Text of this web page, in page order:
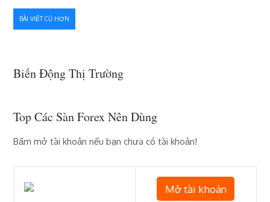
Điều
bài
BÀI VIẾT CŨ HƠN
Biến Động Thị Trường
Top Các Sàn Forex Nên Dùng
Bấm mở tài khoản nếu bạn chưa có tài khoản!
Mở tài khoản